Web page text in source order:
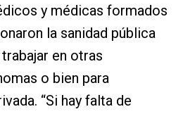
y médicas formados
la sanidad pública
en otras
o bien para
“Si hay falta de